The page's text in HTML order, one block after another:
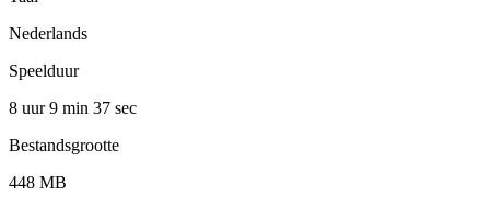
Nederlands
Speelduur
8 uur 9 min 37 sec
Bestandsgrootte
448 MB